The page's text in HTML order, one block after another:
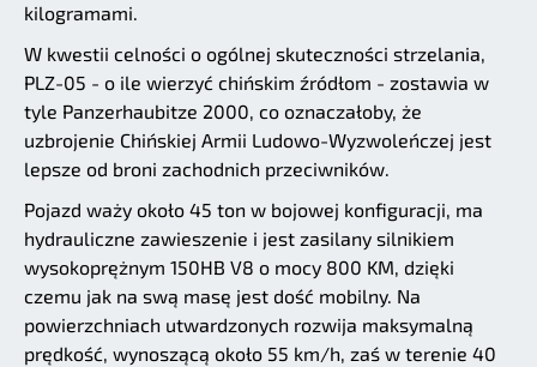
kilogramami.
W kwestii celności o ogólnej skuteczności strzelania,
PLZ-05 - o ile wierzyć chińskim źródłom - zostawia w
tyle Panzerhaubitze 2000, co oznaczałoby, że
uzbrojenie Chińskiej Armii Ludowo-Wyzwoleńczej jest
lepsze od broni zachodnich przeciwników.
Pojazd waży około 45 ton w bojowej konfiguracji, ma
hydrauliczne zawieszenie i jest zasilany silnikiem
wysokoprężnym 150HB V8 o mocy 800 KM, dzięki
czemu jak na swą masę jest dość mobilny. Na
powierzchniach utwardzonych rozwija maksymalną
prędkość, wynoszącą około 55 km/h, zaś w terenie 40